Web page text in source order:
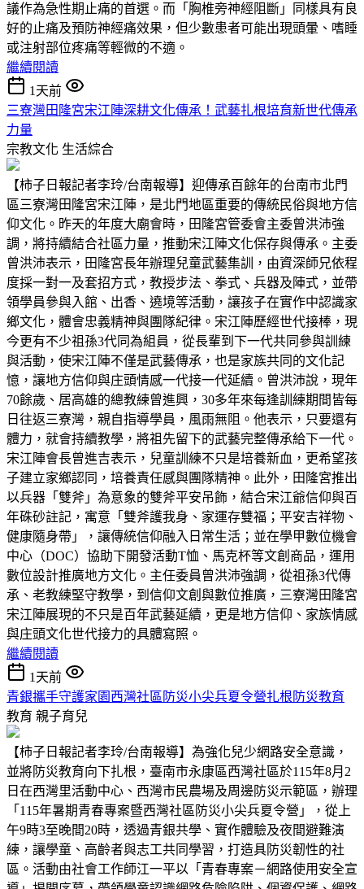
議作為急性期止痛的首選。而「胸椎旁神經阻斷」同樣具有良
好的止痛及預防神經痛效果，但少數患者可能出現頭暈、嗜睡
或注射部位疼痛等輕微的不適。
繼續閱讀
1天前
三寮灣田隆宮宋江陣深耕文化傳承！武藝扎根培育新世代傳承
力量
宗教文化 生活綜合
【柿子日報記者李玲/台南報導】迎傳承百餘年的台南市北門
區三寮灣田隆宮宋江陣，是北門地區重要的傳統民俗與地方信
仰文化。昨天的年度大廟會時，田隆宮管委會主委曾洪沛強
調，將持續結合社區力量，推動宋江陣文化保存與傳承。主委
曾洪沛表示，田隆宮長年辦理兒童武藝集訓，由資深師兄依程
度採一對一及套招方式，教授步法、拳式、兵器及陣式，並帶
領學員參與入館、出香、遶境等活動，讓孩子在實作中認識家
鄉文化，體會忠義精神與團隊紀律。宋江陣歷經世代接棒，現
今更有不少祖孫3代同為組員，從長輩到下一代共同參與訓練
與活動，使宋江陣不僅是武藝傳承，也是家族共同的文化記
憶，讓地方信仰與庄頭情感一代接一代延續。曾洪沛說，現年
70餘歲、居高雄的總教練曾進興，30多年來每逢訓練期間皆每
日往返三寮灣，親自指導學員，風雨無阻。他表示，只要還有
體力，就會持續教學，將祖先留下的武藝完整傳承給下一代。
宋江陣會長曾進吉表示，兒童訓練不只是培養新血，更希望孩
子建立家鄉認同，培養責任感與團隊精神。此外，田隆宮推出
以兵器「雙斧」為意象的雙斧平安吊飾，結合宋江爺信仰與百
年硃砂註記，寓意「雙斧護我身、家運存雙福；平安吉祥物、
健康隨身帶」，讓傳統信仰融入日常生活；並在學甲數位機會
中心（DOC）協助下開發活動T恤、馬克杯等文創商品，運用
數位設計推廣地方文化。主任委員曾洪沛強調，從祖孫3代傳
承、老教練堅守教學，到信仰文創與數位推廣，三寮灣田隆宮
宋江陣展現的不只是百年武藝延續，更是地方信仰、家族情感
與庄頭文化世代接力的具體寫照。
繼續閱讀
1天前
青銀攜手守護家園西灣社區防災小尖兵夏令營扎根防災教育
教育 親子育兒
【柿子日報記者李玲/台南報導】為強化兒少網路安全意識，
並將防災教育向下扎根，臺南市永康區西灣社區於115年8月2
日在西灣里活動中心、西灣市民農場及周邊防災示範區，辦理
「115年暑期青春專案暨西灣社區防災小尖兵夏令營」，從上
午9時3至晚間20時，透過青銀共學、實作體驗及夜間避難演
練，讓學童、高齡者與志工共同學習，打造具防災韌性的社
區。活動由社會工作師江一平以「青春專案－網路使用安全宣